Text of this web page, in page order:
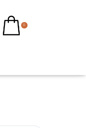
0